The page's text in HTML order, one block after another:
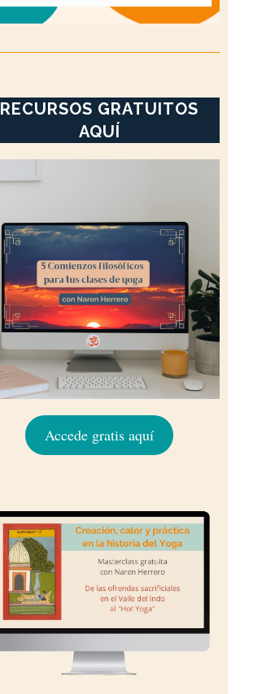
RECURSOS GRATUITOS
AQUÍ
Accede gratis aquí